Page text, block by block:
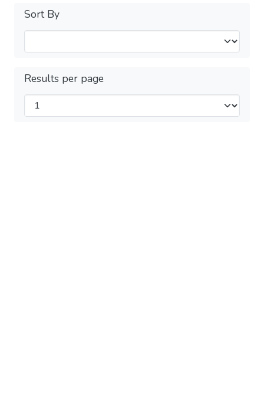
Sort By
Results per page